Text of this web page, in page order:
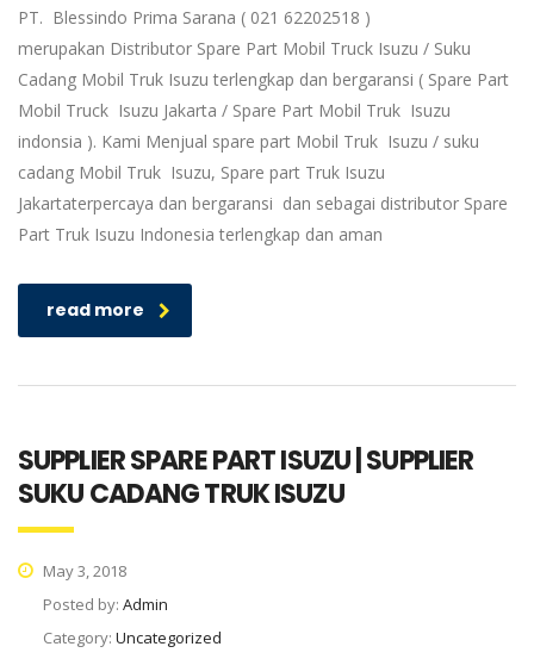
PT. Blessindo Prima Sarana ( 021 62202518 )
merupakan Distributor Spare Part Mobil Truck Isuzu / Suku
Cadang Mobil Truk Isuzu terlengkap dan bergaransi ( Spare Part
Mobil Truck Isuzu Jakarta / Spare Part Mobil Truk Isuzu
indonsia ). Kami Menjual spare part Mobil Truk Isuzu / suku
cadang Mobil Truk Isuzu, Spare part Truk Isuzu
Jakartaterpercaya dan bergaransi dan sebagai distributor Spare
Part Truk Isuzu Indonesia terlengkap dan aman
read more
SUPPLIER SPARE PART ISUZU | SUPPLIER
SUKU CADANG TRUK ISUZU
May 3, 2018
Posted by: Admin
Category: Uncategorized